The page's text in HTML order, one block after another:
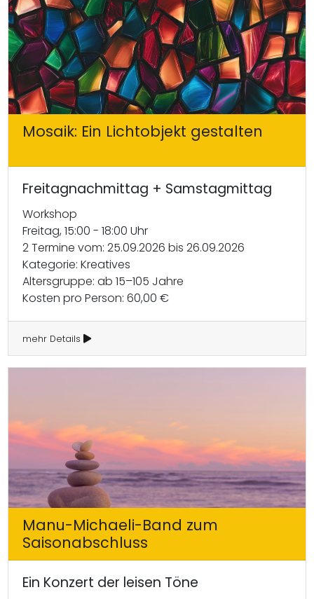
Mosaik: Ein Lichtobjekt gestalten
Freitagnachmittag + Samstagmittag
Workshop
Freitag, 15:00 - 18:00 Uhr
2 Termine vom: 25.09.2026 bis 26.09.2026
Kategorie: Kreatives
Altersgruppe: ab 15–105 Jahre
Kosten pro Person: 60,00 €
mehr Details
Manu-Michaeli-Band zum
Saisonabschluss
Ein Konzert der leisen Töne